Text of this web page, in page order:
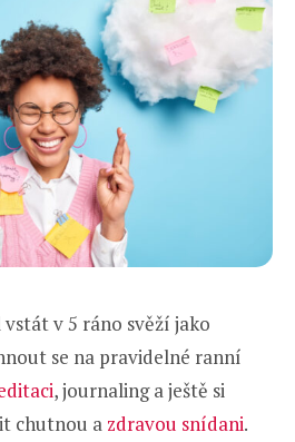
v 5 ráno svěží jako
se na pravidelné ranní
, journaling a ještě si
chutnou a zdravou snídani.